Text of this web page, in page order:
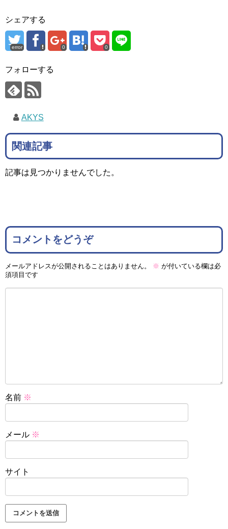
シェアする
error 0 0
フォローする
AKYS
関連記事
記事は見つかりませんでした。
コメントをどうぞ
メールアドレスが公開されることはありません。 ※ が付いている欄は必
須項目です
名前 ※
メール ※
サイト